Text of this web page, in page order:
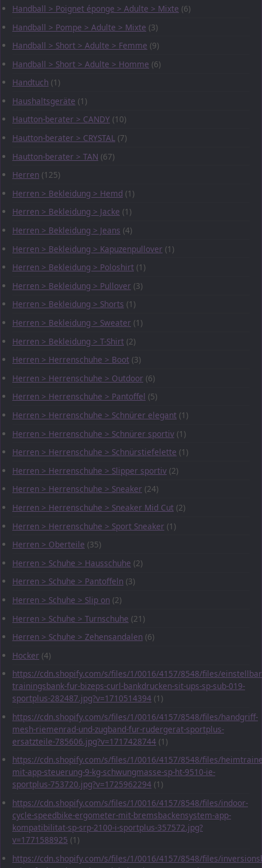
Handball > Poignet éponge > Adulte > Mixte (6)
Handball > Pompe > Adulte > Mixte (3)
Handball > Short > Adulte > Femme (9)
Handball > Short > Adulte > Homme (6)
Handtuch (1)
Haushaltsgeräte (1)
Hautton-berater > CANDY (10)
Hautton-berater > CRYSTAL (7)
Hautton-berater > TAN (67)
Herren (125)
Herren > Bekleidung > Hemd (1)
Herren > Bekleidung > Jacke (1)
Herren > Bekleidung > Jeans (4)
Herren > Bekleidung > Kapuzenpullover (1)
Herren > Bekleidung > Poloshirt (1)
Herren > Bekleidung > Pullover (3)
Herren > Bekleidung > Shorts (1)
Herren > Bekleidung > Sweater (1)
Herren > Bekleidung > T-Shirt (2)
Herren > Herrenschuhe > Boot (3)
Herren > Herrenschuhe > Outdoor (6)
Herren > Herrenschuhe > Pantoffel (5)
Herren > Herrenschuhe > Schnürer elegant (1)
Herren > Herrenschuhe > Schnürer sportiv (1)
Herren > Herrenschuhe > Schnürstiefelette (1)
Herren > Herrenschuhe > Slipper sportiv (2)
Herren > Herrenschuhe > Sneaker (24)
Herren > Herrenschuhe > Sneaker Mid Cut (2)
Herren > Herrenschuhe > Sport Sneaker (1)
Herren > Oberteile (35)
Herren > Schuhe > Hausschuhe (2)
Herren > Schuhe > Pantoffeln (3)
Herren > Schuhe > Slip on (2)
Herren > Schuhe > Turnschuhe (21)
Herren > Schuhe > Zehensandalen (6)
Hocker (4)
https://cdn.shopify.com/s/files/1/0016/4157/8548/files/
trainingsbank-fur-bizeps-curl-bankdrucken-sit-ups-sp-sub-019-
sportplus-282487.jpg?v=1710514394 (1)
https://cdn.shopify.com/s/files/1/0016/4157/8548/files/handgriff-
mesh-riemenrad-und-zugband-fur-rudergerat-sportplus-
ersatzteile-785606.jpg?v=1717428744 (1)
https://cdn.shopify.com/s/files/1/0016/4157/8548/files/
mit-app-steuerung-9-kg-schwungmasse-sp-ht-9510-ie-
sportplus-753720.jpg?v=1725962294 (1)
https://cdn.shopify.com/s/files/1/0016/4157/8548/files/indoor-
cycle-speedbike-ergometer-mit-bremsbackensystem-app-
kompatibilitat-sp-srp-2100-i-sportplus-357572.jpg?
v=1771588925 (1)
https://cdn.shopify.com/s/files/1/0016/4157/8548/files/